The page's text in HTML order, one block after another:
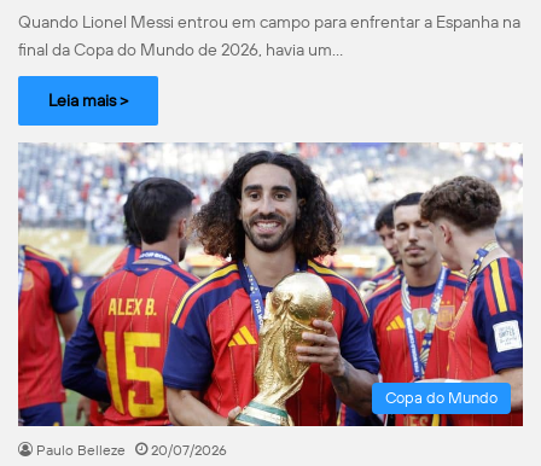
Quando Lionel Messi entrou em campo para enfrentar a Espanha na
final da Copa do Mundo de 2026, havia um…
Leia mais >
Copa do Mundo
Paulo Belleze 20/07/2026